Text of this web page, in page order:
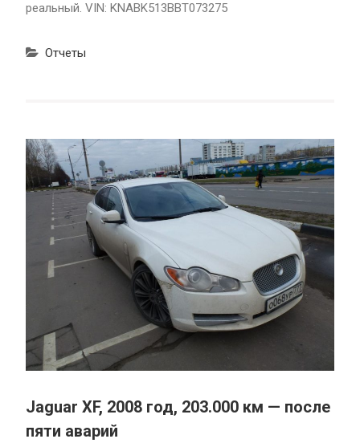
реальный. VIN: KNABK513BBT073275
Отчеты
Jaguar XF, 2008 год, 203.000 км — после
пяти аварий